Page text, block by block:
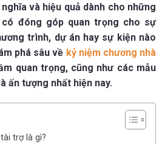
và hiệu quả dành cho những
đóng góp quan trọng cho sự
trình, dự án hay sự kiện nào
phá sâu về kỷ niệm chương nhà
quan trọng, cũng như các mẫu
ấn tượng nhất hiện nay.
trợ là gì?